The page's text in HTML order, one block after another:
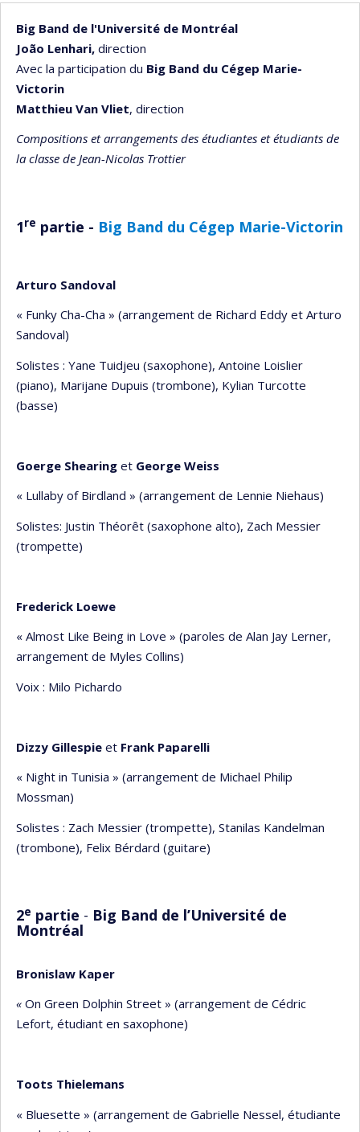
Big Band de l'Université de Montréal
João Lenhari, direction
Avec la participation du Big Band du Cégep Marie-
Victorin
Matthieu Van Vliet, direction
Compositions et arrangements des étudiantes et étudiants de
la classe de Jean-Nicolas Trottier
1re partie - Big Band du Cégep Marie-Victorin
Arturo Sandoval
« Funky Cha-Cha » (arrangement de Richard Eddy et Arturo
Sandoval)
Solistes : Yane Tuidjeu (saxophone), Antoine Loislier
(piano), Marijane Dupuis (trombone), Kylian Turcotte
(basse)
Goerge Shearing et George Weiss
« Lullaby of Birdland » (arrangement de Lennie Niehaus)
Solistes: Justin Théorêt (saxophone alto), Zach Messier
(trompette)
Frederick Loewe
« Almost Like Being in Love » (paroles de Alan Jay Lerner,
arrangement de Myles Collins)
Voix : Milo Pichardo
Dizzy Gillespie et Frank Paparelli
« Night in Tunisia » (arrangement de Michael Philip
Mossman)
Solistes : Zach Messier (trompette), Stanilas Kandelman
(trombone), Felix Bérdard (guitare)
2e partie - Big Band de l’Université de
Montréal
Bronislaw Kaper
« On Green Dolphin Street » (arrangement de Cédric
Lefort, étudiant en saxophone)
Toots Thielemans
« Bluesette » (arrangement de Gabrielle Nessel, étudiante